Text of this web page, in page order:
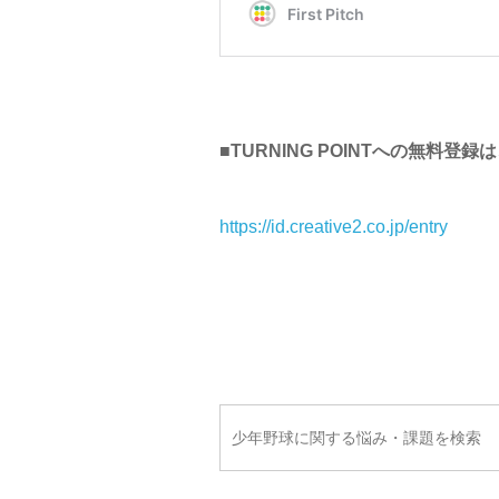
■TURNING POINTへの無料登録
https://id.creative2.co.jp/entry